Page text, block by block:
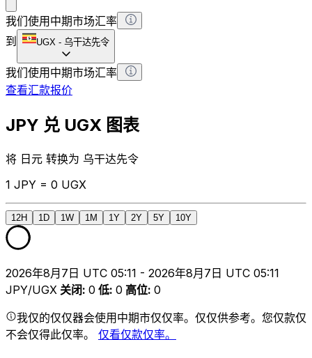
我们使用中期市场汇率
到
UGX - 乌干达先令
我们使用中期市场汇率
查看汇款报价
JPY 兑 UGX 图表
将 日元 转换为 乌干达先令
1 JPY = 0 UGX
12H 1D 1W 1M 1Y 2Y 5Y 10Y
2026年8月7日 UTC 05:11 - 2026年8月7日 UTC 05:11
JPY/UGX 关闭: 0 低: 0 高位: 0
我仅的仅仅器会使用中期市仅仅率。仅仅供参考。您仅款仅
不会仅得此仅率。 仅看仅款仅率。